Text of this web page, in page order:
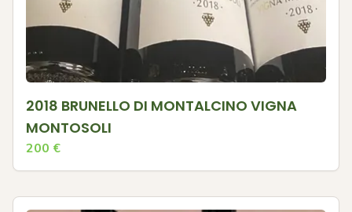
2018 BRUNELLO DI MONTALCINO VIGNA
MONTOSOLI
200 €